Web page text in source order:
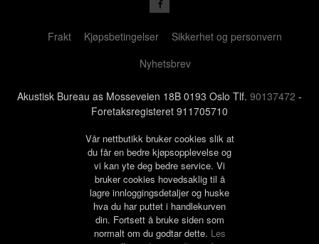
Frakt Kjøpsbetingelser
Sikkerhet og personvern
Nyhetsbrev
Akustisk Bureau as Mosseveien 18B 0193 Oslo Tlf. 90137472 -
Foretaksregisteret 911705710
Vår nettbutikk bruker cookies slik at
du får en bedre kjøpsopplevelse og
vi kan yte deg bedre service. Vi
bruker cookies hovedsaklig til å
lagre innloggingsdetaljer og huske
hva du har puttet i handlekurven
din. Fortsett å bruke siden som
normalt om du godtar dette. Les